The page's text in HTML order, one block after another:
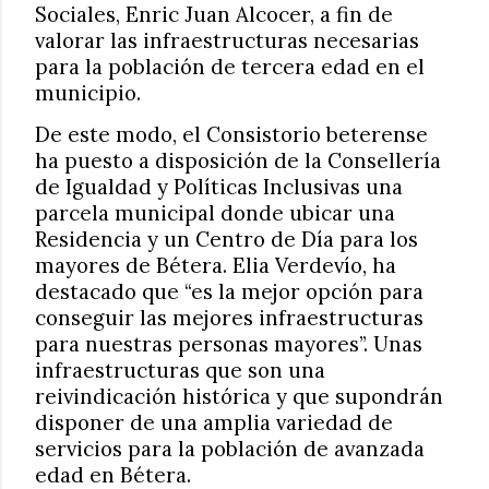
Sociales, Enric Juan Alcocer, a fin de
valorar las infraestructuras necesarias
para la población de tercera edad en el
municipio.
De este modo, el Consistorio beterense
ha puesto a disposición de la Consellería
de Igualdad y Políticas Inclusivas una
parcela municipal donde ubicar una
Residencia y un Centro de Día para los
mayores de Bétera. Elia Verdevío, ha
destacado que “es la mejor opción para
conseguir las mejores infraestructuras
para nuestras personas mayores”. Unas
infraestructuras que son una
reivindicación histórica y que supondrán
disponer de una amplia variedad de
servicios para la población de avanzada
edad en Bétera.